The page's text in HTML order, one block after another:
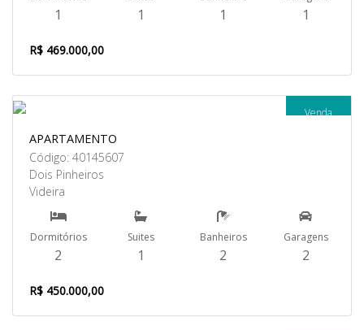
1 1 1 1
R$ 469.000,00
Venda
APARTAMENTO
Código: 40145607
Dois Pinheiros
Videira
Dormitórios
2
Suites
1
Banheiros
2
Garagens
2
R$ 450.000,00